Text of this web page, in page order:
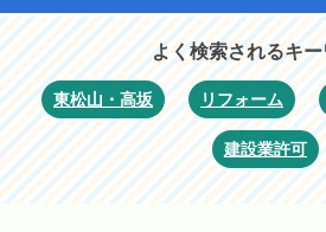
よく検索されるキ
東松山・高坂 リフォーム
建設業許可